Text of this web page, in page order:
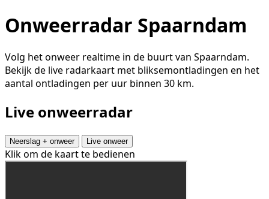
Onweerradar Spaarndam
Volg het onweer realtime in de buurt van Spaarndam.
Bekijk de live radarkaart met bliksemontladingen en het
aantal ontladingen per uur binnen 30 km.
Live onweerradar
Neerslag + onweer Live onweer
Klik om de kaart te bedienen